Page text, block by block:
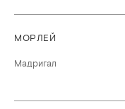
МОРЛЕЙ
Мадригал